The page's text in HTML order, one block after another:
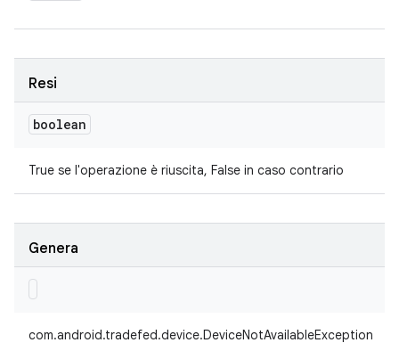
Resi
boolean
True se l'operazione è riuscita, False in caso contrario
Genera
com.android.tradefed.device.DeviceNotAvailableException